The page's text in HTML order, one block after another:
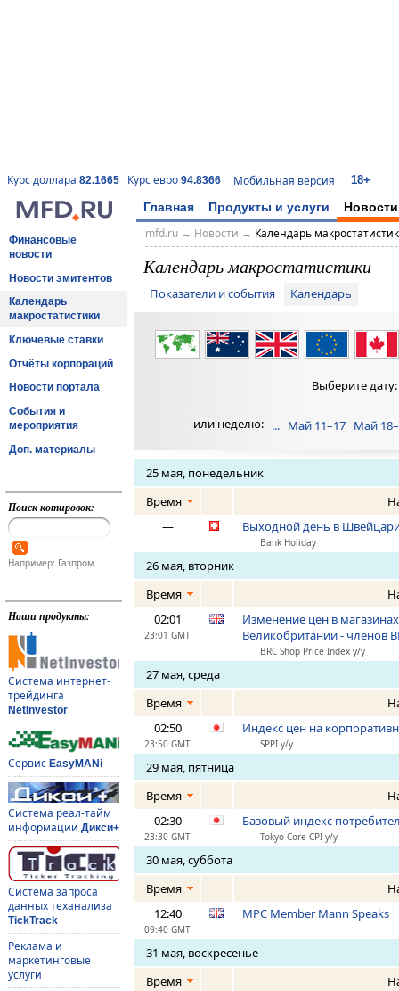
Курс доллара 82.1665 Курс евро 94.8366 Мобильная версия 18+
Главная Продукты и услуги Новости
Финансовые
новости
Новости эмитентов
Календарь
макростатистики
Ключевые ставки
Отчёты корпораций
Новости портала
События и
мероприятия
Доп. материалы
Поиск котировок:
Например: Газпром
Наши продукты:
Система интернет-
трейдинга
NetInvestor
Сервис EasyMANi
Система реал-тайм
информации Дикси+
Система запроса
данных теханализа
TickTrack
Реклама и
маркетинговые
услуги
mfd.ru→ Новости → Календарь
Календарь макростатистики
Показатели и события Календарь
Выберите
или неделю: ... Май 11–17 Май
25 мая, понедельник
Время
—
Выходной день в
Bank Holiday
26 мая, вторник
Время
02:01
23:01 GMT
Изменение цен в
Великобритании - членов
BRC Shop Price Index y/y
27 мая, среда
Время
02:50
23:50 GMT
Индекс цен на
SPPI y/y
29 мая, пятница
Время
02:30
23:30 GMT
Базовый индекс
Tokyo Core CPI y/y
30 мая, суббота
Время
12:40
09:40 GMT
MPC Member Mann Speaks
31 мая, воскресенье
Время